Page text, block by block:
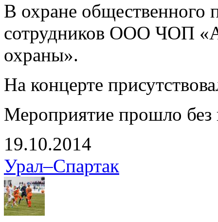
В охране общественного
сотрудников ООО ЧОП
охраны».
На концерте
Мероприятие прошло без
19.10.2014
Урал–Спартак